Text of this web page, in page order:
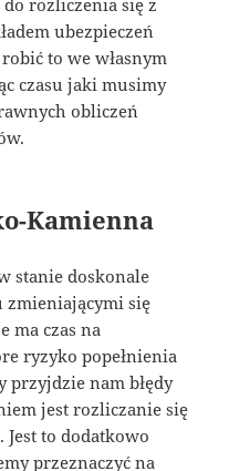
ubezpieczeń
to we własnym
czasu jaki musimy
obliczeń
Kamienna
stanie doskonale
zmieniającymi się
ma czas na
ryzyko popełnienia
przyjdzie nam błędy
jest rozliczanie się
Jest to dodatkowo
przeznaczyć na